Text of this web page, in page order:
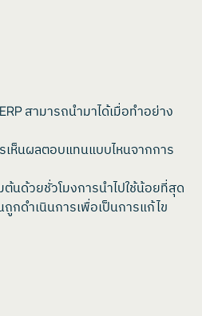
สามารถนำมาได้เมื่อทำอย่าง
เห็นผลตอบแทนแบบไหนจากการ
นด้วยชั่วโมงการนำไปใช้น้อยที่สุด
กดำเนินการเพื่อเป็นการแก้ไข